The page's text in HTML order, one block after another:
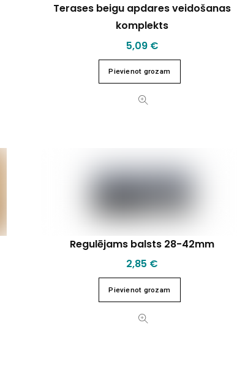
Terases beigu apdares veidošanas
komplekts
5,09 €
Pievienot grozam
Regulējams balsts 28-42mm
2,85 €
Pievienot grozam